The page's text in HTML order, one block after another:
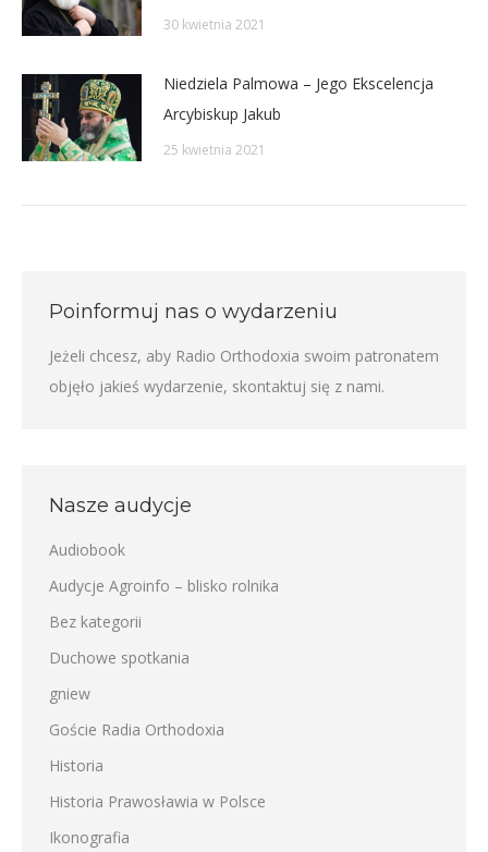
30 kwietnia 2021
Niedziela Palmowa – Jego Ekscelencja
Arcybiskup Jakub
25 kwietnia 2021
Poinformuj nas o wydarzeniu
Jeżeli chcesz, aby Radio Orthodoxia swoim patronatem
objęło jakieś wydarzenie, skontaktuj się z nami.
Nasze audycje
Audiobook
Audycje Agroinfo – blisko rolnika
Bez kategorii
Duchowe spotkania
gniew
Goście Radia Orthodoxia
Historia
Historia Prawosławia w Polsce
Ikonografia